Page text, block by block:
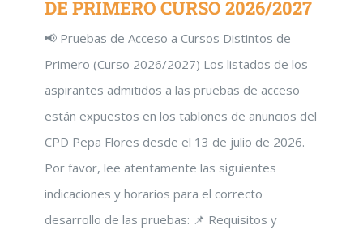
DE PRIMERO CURSO 2026/2027
📢 Pruebas de Acceso a Cursos Distintos de
Primero (Curso 2026/2027) Los listados de los
aspirantes admitidos a las pruebas de acceso
están expuestos en los tablones de anuncios del
CPD Pepa Flores desde el 13 de julio de 2026.
Por favor, lee atentamente las siguientes
indicaciones y horarios para el correcto
desarrollo de las pruebas: 📌 Requisitos y